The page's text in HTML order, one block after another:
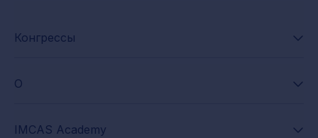
Конгрессы
О
IMCAS Academy